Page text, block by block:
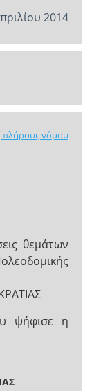
2014
πλήρους νόμου
θεμάτων
ψήφισε η